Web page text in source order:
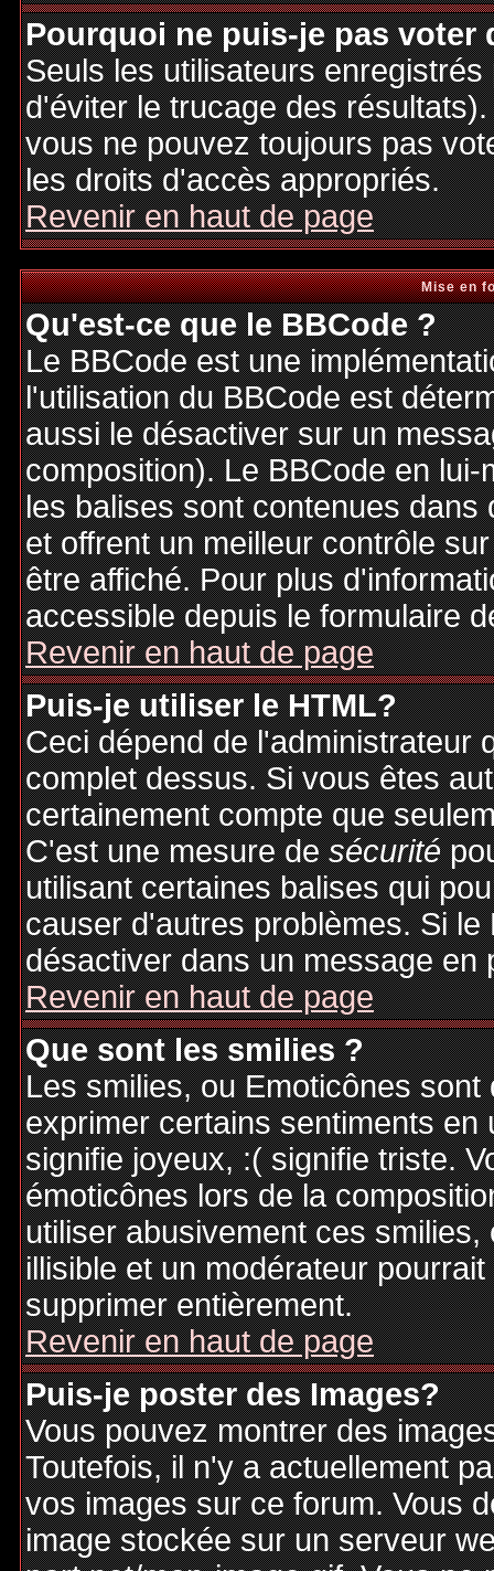
Pourquoi ne puis-je pas voter
Seuls les utilisateurs
d'éviter le trucage des
vous ne pouvez toujours pas
les droits d'accès appropriés.
Revenir en haut de page
Mise en
Qu'est-ce que le BBCode ?
Le BBCode est une
l'utilisation du BBCode est
aussi le désactiver sur un
composition). Le BBCode en
les balises sont contenues
et offrent un meilleur contrôle
être affiché. Pour plus
accessible depuis le formulaire
Revenir en haut de page
Puis-je utiliser le HTML?
Ceci dépend de l'administrateur
complet dessus. Si vous êtes
certainement compte que
C'est une mesure desécurité
utilisant certaines balises qui
causer d'autres problèmes. Si
désactiver dans un message en
Revenir en haut de page
Que sont les smilies ?
Les smilies, ou Emoticônes
exprimer certains sentiments
signifie joyeux, :( signifie triste.
émoticônes lors de la
utiliser abusivement ces
illisible et un modérateur
supprimer entièrement.
Revenir en haut de page
Puis-je poster des Images?
Vous pouvez montrer des
Toutefois, il n'y a actuellement
vos images sur ce forum. Vous
image stockée sur un serveur